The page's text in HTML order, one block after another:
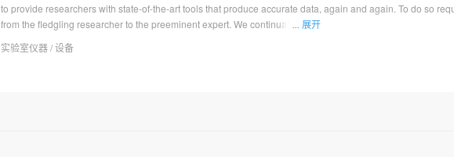
to provide researchers with state-of-the-art tools that produce accurate data, again and again. To do so
from the fledgling researcher to the preeminent expert. We continually collaborate with researchers around
... 展开
实验室仪器 / 设备